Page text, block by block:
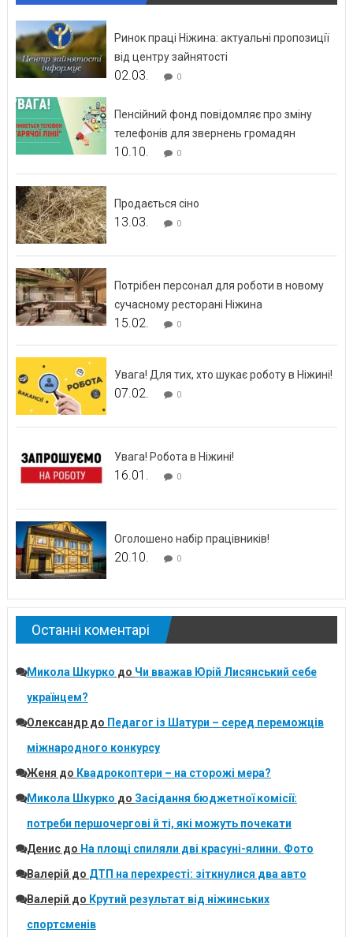
Ринок праці Ніжина: актуальні пропозиції
від центру зайнятості
02.03. 0
Пенсійний фонд повідомляє про зміну
телефонів для звернень громадян
10.10. 0
Продається сіно
13.03. 0
Потрібен персонал для роботи в новому
сучасному ресторані Ніжина
15.02. 0
Увага! Для тих, хто шукає роботу в Ніжині!
07.02. 0
Увага! Робота в Ніжині!
16.01. 0
Оголошено набір працівників!
20.10. 0
Останні коментарі
Микола Шкурко до Чи вважав Юрій Лисянський себе
українцем?
Олександрдо Педагог із Шатури – серед переможців
міжнародного конкурсу
Женя до Квадрокоптери – на сторожі мера?
Микола Шкурко до Засідання бюджетної комісії:
потреби першочергові й ті, які можуть почекати
Денисдо На площі спиляли дві красуні-ялини. Фото
Валерій до ДТП на перехресті: зіткнулися два авто
Валерій до Крутий результат від ніжинських
спортсменів